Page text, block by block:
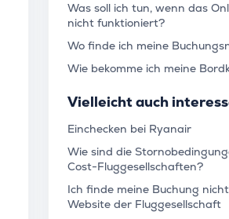
Was soll ich tun, wenn das
nicht funktioniert?
Wo finde ich meine
Wie bekomme ich meine
Vielleicht auch
Einchecken bei Ryanair
Wie sind die
Cost-Fluggesellschaften?
Ich finde meine Buchung
Website der Fluggesellschaft